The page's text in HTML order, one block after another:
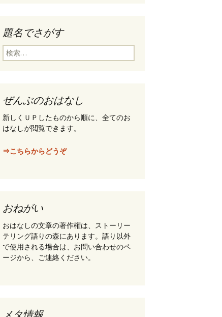
題名でさがす
検
索
ぜんぶのおはなし
新しくＵＰしたものから順に、全てのお
はなしが閲覧できます。
⇒こちらからどうぞ
おねがい
おはなしの文章の著作権は、ストーリー
テリング語りの森にあります。語り以外
で使用される場合は、お問い合わせのペ
ージから、ご連絡ください。
メタ情報